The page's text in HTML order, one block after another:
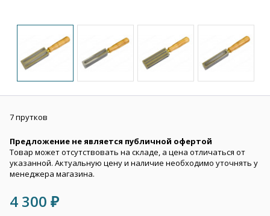
7 прутков
Предложение не является публичной офертой
Товар может отсутствовать на складе, а цена отличаться от
указанной. Актуальную цену и наличие необходимо уточнять у
менеджера магазина.
4 300 ₽